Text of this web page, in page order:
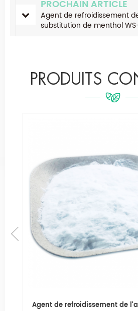
PROCHAIN ARTICLE
Agent de refroidissement
substitution de menthol
PRODUITS
l'additif alimentair
Agent de